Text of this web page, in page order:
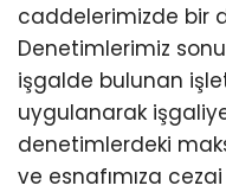
caddelerimizde bir
Denetimlerimiz
işgalde bulunan
uygulanarak
denetimlerdeki
ve esnafımıza